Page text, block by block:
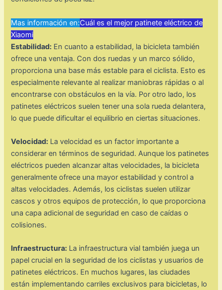
Mas información en:Cuál es el mejor patinete eléctrico de
Xiaomi
Estabilidad: En cuanto a estabilidad, la bicicleta también
ofrece una ventaja. Con dos ruedas y un marco sólido,
proporciona una base más estable para el ciclista. Esto es
especialmente relevante al realizar maniobras rápidas o al
encontrarse con obstáculos en la vía. Por otro lado, los
patinetes eléctricos suelen tener una sola rueda delantera,
lo que puede dificultar el equilibrio en ciertas situaciones.
Velocidad: La velocidad es un factor importante a
considerar en términos de seguridad. Aunque los patinetes
eléctricos pueden alcanzar altas velocidades, la bicicleta
generalmente ofrece una mayor estabilidad y control a
altas velocidades. Además, los ciclistas suelen utilizar
cascos y otros equipos de protección, lo que proporciona
una capa adicional de seguridad en caso de caídas o
colisiones.
Infraestructura: La infraestructura vial también juega un
papel crucial en la seguridad de los ciclistas y usuarios de
patinetes eléctricos. En muchos lugares, las ciudades
están implementando carriles exclusivos para bicicletas, lo